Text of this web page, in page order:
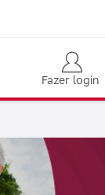
Fazer login